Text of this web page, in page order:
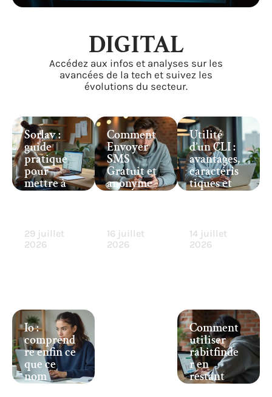
DIGITAL
Accédez aux infos et analyses sur les
avancées de la tech et suivez les
évolutions du secteur.
Sorlav :
guide
pratique
pour
mettre à
jour vos
29 juillet
2026
Io :
comprend
re enfin ce
que ce
nom
recouvre
Comment
Envoyer
SMS
Gratuit et
anonyme
sans
16 juillet
2026
Utilité
d’un CLI :
avantages,
caractéris
tiques et
cas
14 juillet
2026
Comment
utiliser
rabitfinde
r en
restant
vraiment